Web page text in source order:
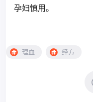
孕妇慎用。
理血 经方